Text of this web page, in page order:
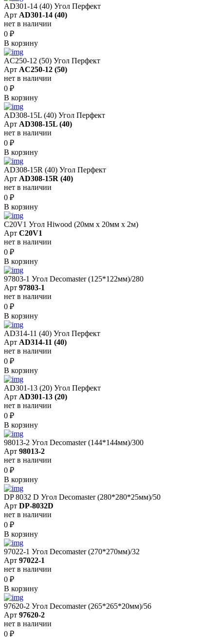
AD301-14 (40) Угол Перфект
Арт AD301-14 (40)
нет в наличии
0 ₽
В корзину
AC250-12 (50) Угол Перфект
Арт AC250-12 (50)
нет в наличии
0 ₽
В корзину
AD308-15L (40) Угол Перфект
Арт AD308-15L (40)
нет в наличии
0 ₽
В корзину
AD308-15R (40) Угол Перфект
Арт AD308-15R (40)
нет в наличии
0 ₽
В корзину
C20V1 Угол Hiwood (20мм х 20мм х 2м)
Арт C20V1
нет в наличии
0 ₽
В корзину
97803-1 Угол Decomaster (125*122мм)/280
Арт 97803-1
нет в наличии
0 ₽
В корзину
AD314-11 (40) Угол Перфект
Арт AD314-11 (40)
нет в наличии
0 ₽
В корзину
AD301-13 (20) Угол Перфект
Арт AD301-13 (20)
нет в наличии
0 ₽
В корзину
98013-2 Угол Decomaster (144*144мм)/300
Арт 98013-2
нет в наличии
0 ₽
В корзину
DP 8032 D Угол Decomaster (280*280*25мм)/50
Арт DP-8032D
нет в наличии
0 ₽
В корзину
97022-1 Угол Decomaster (270*270мм)/32
Арт 97022-1
нет в наличии
0 ₽
В корзину
97620-2 Угол Decomaster (265*265*20мм)/56
Арт 97620-2
нет в наличии
0 ₽